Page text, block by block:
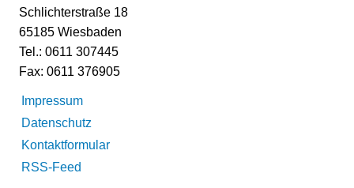
Schlichterstraße 18
65185 Wiesbaden
Tel.: 0611 307445
Fax: 0611 376905
Impressum
Datenschutz
Kontaktformular
RSS-Feed